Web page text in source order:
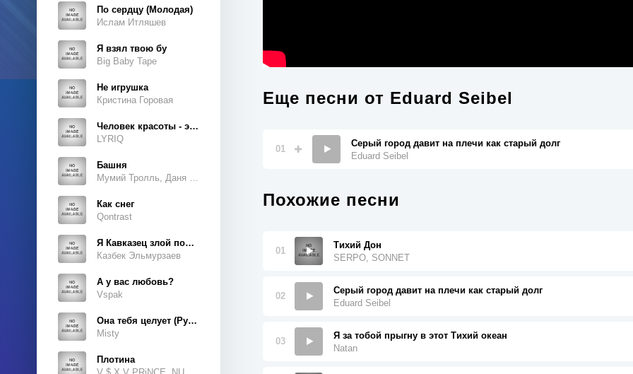
По сердцу (Молодая)
Ислам Итляшев
Я взял твою бу
Big Baby Tape
Не игрушка
Кристина Горовая
Человек красоты - это ты, это ты, это ты
LYRIQ
Башня
Как снег
Qontrast
Я Кавказец злой породы
Казбек Эльмурзаев
А у вас любовь?
Vspak
Она тебя целует (Руки Вверх Cover)
Misty
Плотина
Еще песни от Eduard Seibel
01
Серый город давит на плечи как старый долг
Eduard Seibel
Похожие песни
01
Тихий Дон
SERPO, SONNET
02
Серый город давит на плечи как старый долг
Eduard Seibel
03
Я за тобой прыгну в этот Тихий океан
Natan